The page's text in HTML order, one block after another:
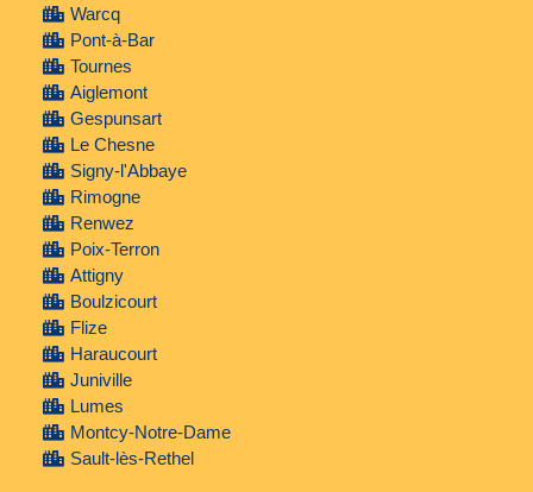
Warcq
Pont-à-Bar
Tournes
Aiglemont
Gespunsart
Le Chesne
Signy-l'Abbaye
Rimogne
Renwez
Poix-Terron
Attigny
Boulzicourt
Flize
Haraucourt
Juniville
Lumes
Montcy-Notre-Dame
Sault-lès-Rethel